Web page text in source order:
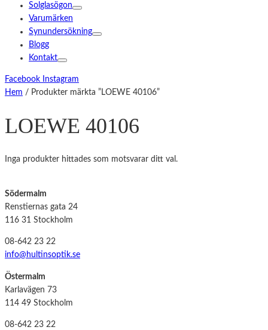
Solglasögon
Varumärken
Synundersökning
Blogg
Kontakt
Facebook
Instagram
Hem / Produkter märkta ”LOEWE 40106”
LOEWE 40106
Inga produkter hittades som motsvarar ditt val.
Södermalm
Renstiernas gata 24
116 31 Stockholm
08-642 23 22
info@hultinsoptik.se
Östermalm
Karlavägen 73
114 49 Stockholm
08-642 23 22